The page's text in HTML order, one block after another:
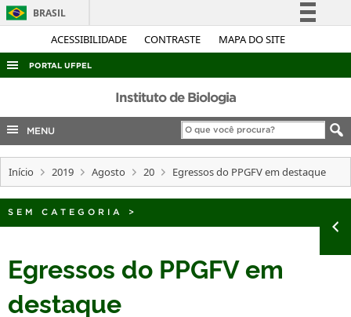
ACESSIBILIDADE CONTRASTE MAPA DO SITE
BRASIL
Simplifique!
Acesso à informação
Legislação
Canais
PORTAL UFPEL
ACESSO À INFORMAÇÃO
AUDITORIA
COBALTO
CONCURSOS
EDITAIS
INTERNACIONAL
PORTARIAS
TELEFONES
Instituto de Biologia
MENU
Início 2019 Agosto 20 Egressos do PPGFV em destaque
SEM CATEGORIA >
Egressos do PPGFV em
destaque